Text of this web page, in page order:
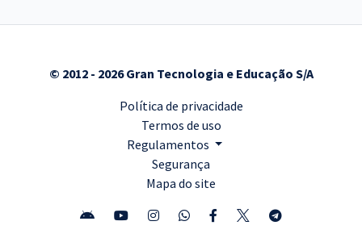
© 2012 - 2026 Gran Tecnologia e Educação S/A
Política de privacidade
Termos de uso
Regulamentos
Segurança
Mapa do site